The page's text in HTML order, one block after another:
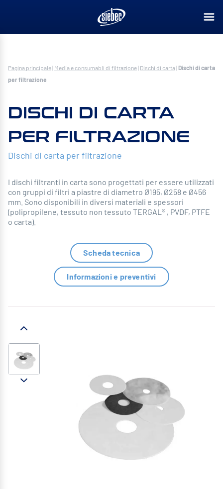
Pagina principale| Media e consumabli di filtrazione| Dischi di carta|Dischi di carta
per filtrazione
DISCHI DI CARTA
PER FILTRAZIONE
Dischi di carta per filtrazione
I dischi filtranti in carta sono progettati per essere utilizzati
con gruppi di filtri a piastre di diametro Ø195, Ø258 e Ø456
mm. Sono disponibili in diversi materiali e spessori
(polipropilene, tessuto non tessuto TERGAL® , PVDF, PTFE
o carta).
Scheda tecnica
Informazioni e preventivi